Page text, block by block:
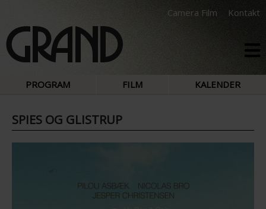
Camera Film Kontakt
PROGRAM FILM KALENDER
SPIES OG GLISTRUP